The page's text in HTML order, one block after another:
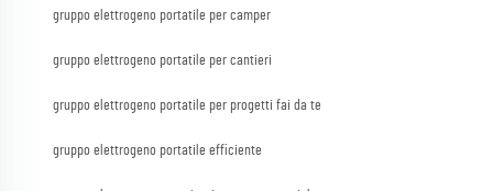
gruppo elettrogeno portatile per camper
gruppo elettrogeno portatile per cantieri
gruppo elettrogeno portatile per progetti fai da te
gruppo elettrogeno portatile efficiente